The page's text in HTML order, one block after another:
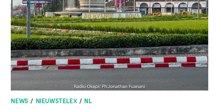
NEWS / NIEUWSTELEX/ NL